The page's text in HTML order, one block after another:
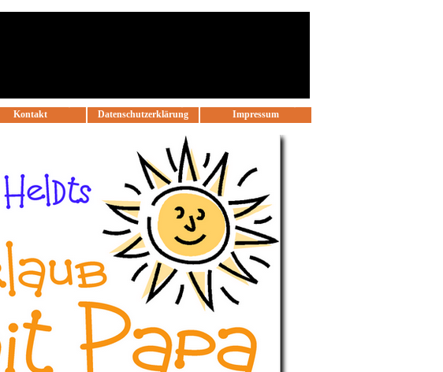
▼
Kontakt Datenschutzerklärung Impressum